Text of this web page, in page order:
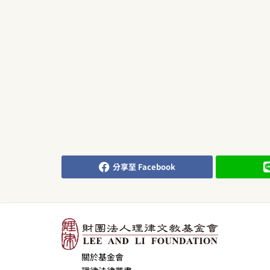
分享至 Facebook
關於基金會